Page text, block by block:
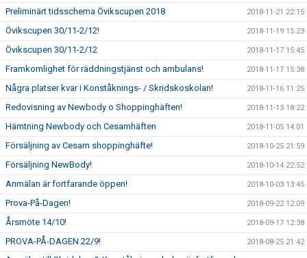
Preliminärt tidsschema Övikscupen 2018 2018-11-21 22:15
Övikscupen 30/11-2/12! 2018-11-19 15:23
Övikscupen 30/11-2/12 2018-11-17 15:45
Framkomlighet för räddningstjänst och ambulans! 2018-11-17 15:38
Några platser kvar i Konståknings- / Skridskoskolan! 2018-11-16 11:25
Redovisning av Newbody o Shoppinghäften! 2018-11-13 18:22
Hämtning Newbody och Cesamhäften 2018-11-05 14:01
Försäljning av Cesam shoppinghäfte! 2018-10-25 21:59
Försäljning NewBody! 2018-10-14 22:52
Anmälan är fortfarande öppen! 2018-10-03 13:45
Prova-På-Dagen! 2018-09-22 12:09
Årsmöte 14/10! 2018-09-17 12:38
PROVA-PÅ-DAGEN 22/9! 2018-08-25 21:42